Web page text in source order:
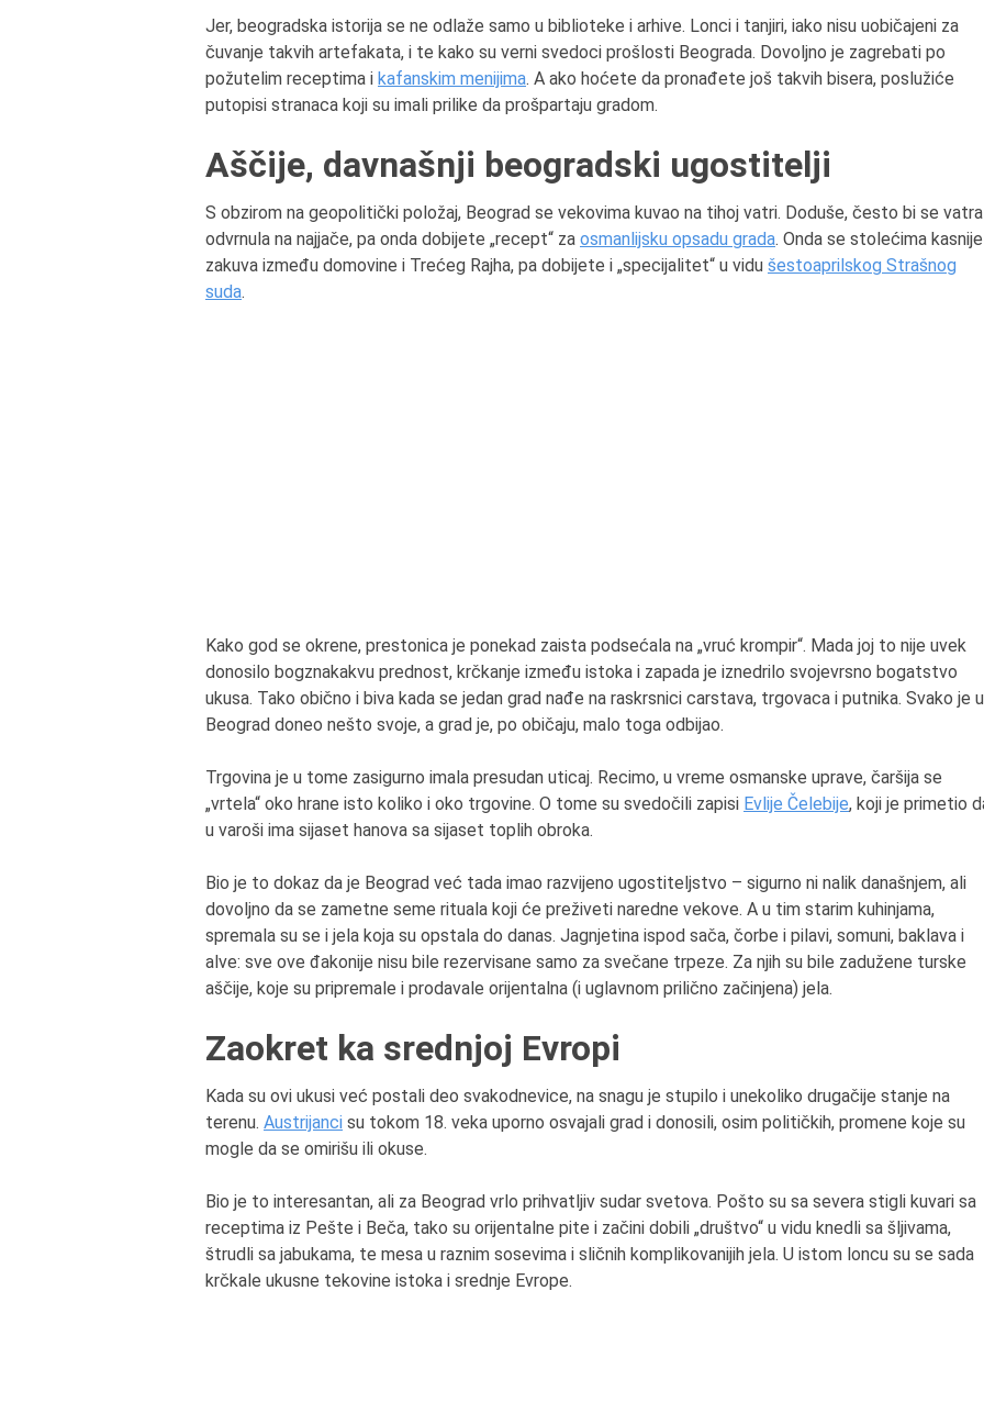
Jer, beogradska istorija se ne odlaže samo u biblioteke i arhive. Lonci i tanjiri, iako nisu uobičajeni za
čuvanje takvih artefakata, i te kako su verni svedoci prošlosti Beograda. Dovoljno je zagrebati po
požutelim receptima i kafanskim menijima. A ako hoćete da pronađete još takvih bisera, poslužiće
putopisi stranaca koji su imali prilike da prošpartaju gradom.
Aščije, davnašnji beogradski ugostitelji
S obzirom na geopolitički položaj, Beograd se vekovima kuvao na tihoj vatri. Doduše, često bi se vatra
odvrnula na najjače, pa onda dobijete „recept“ za osmanlijsku opsadu grada. Onda se stolećima kasnije
zakuva između domovine i Trećeg Rajha, pa dobijete i „specijalitet“ u vidu šestoaprilskog Strašnog
suda.
Kako god se okrene, prestonica je ponekad zaista podsećala na „vruć krompir“. Mada joj to nije uvek
donosilo bogznakakvu prednost, krčkanje između istoka i zapada je iznedrilo svojevrsno bogatstvo
ukusa. Tako obično i biva kada se jedan grad nađe na raskrsnici carstava, trgovaca i putnika. Svako je u
Beograd doneo nešto svoje, a grad je, po običaju, malo toga odbijao.
Trgovina je u tome zasigurno imala presudan uticaj. Recimo, u vreme osmanske uprave, čaršija se
„vrtela“ oko hrane isto koliko i oko trgovine. O tome su svedočili zapisi Evlije Čelebije, koji je primetio
u varoši ima sijaset hanova sa sijaset toplih obroka.
Bio je to dokaz da je Beograd već tada imao razvijeno ugostiteljstvo – sigurno ni nalik današnjem, ali
dovoljno da se zametne seme rituala koji će preživeti naredne vekove. A u tim starim kuhinjama,
spremala su se i jela koja su opstala do danas. Jagnjetina ispod sača, čorbe i pilavi, somuni, baklava i
alve: sve ove đakonije nisu bile rezervisane samo za svečane trpeze. Za njih su bile zadužene turske
aščije, koje su pripremale i prodavale orijentalna (i uglavnom prilično začinjena) jela.
Zaokret ka srednjoj Evropi
Kada su ovi ukusi već postali deo svakodnevice, na snagu je stupilo i unekoliko drugačije stanje na
terenu. Austrijanci su tokom 18. veka uporno osvajali grad i donosili, osim političkih, promene koje su
mogle da se omirišu ili okuse.
Bio je to interesantan, ali za Beograd vrlo prihvatljiv sudar svetova. Pošto su sa severa stigli kuvari sa
receptima iz Pešte i Beča, tako su orijentalne pite i začini dobili „društvo“ u vidu knedli sa šljivama,
štrudli sa jabukama, te mesa u raznim sosevima i sličnih komplikovanijih jela. U istom loncu su se sada
krčkale ukusne tekovine istoka i srednje Evrope.